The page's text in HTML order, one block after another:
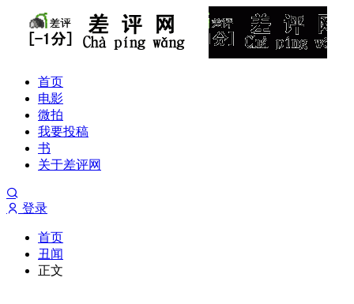
首页
电影
微拍
我要投稿
书
关于差评网
登录
首页
丑闻
正文